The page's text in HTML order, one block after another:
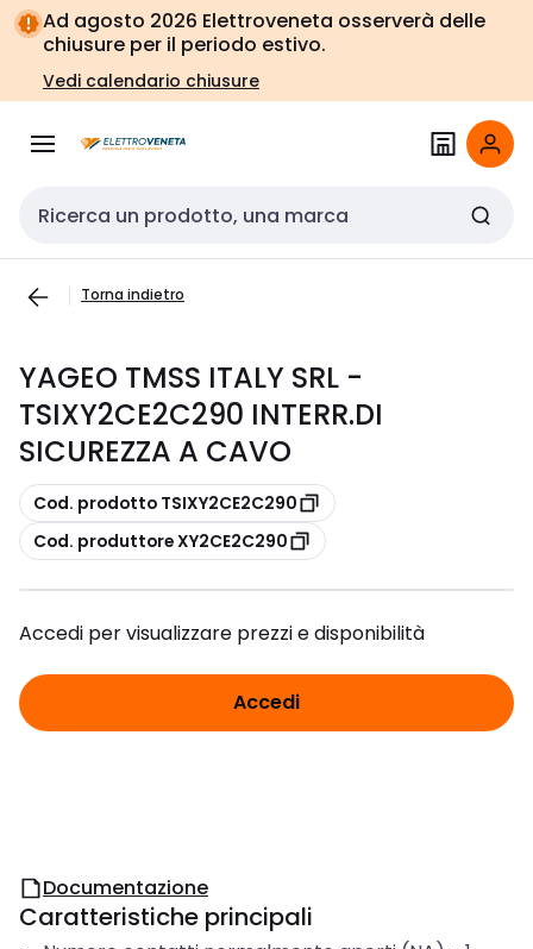
Vai alla
navigazione
Vai
alla
pagina
Ad agosto 2026 Elettroveneta osserverà delle
chiusure per il periodo estivo.
Vedi calendario chiusure
Cerca input
Torna indietro
YAGEO TMSS ITALY SRL -
TSIXY2CE2C290 INTERR.DI
SICUREZZA A CAVO
copia
Cod. prodotto TSIXY2CE2C290
copia
Cod. produttore XY2CE2C290
Accedi per visualizzare prezzi e disponibilità
Accedi
Documentazione
Caratteristiche principali